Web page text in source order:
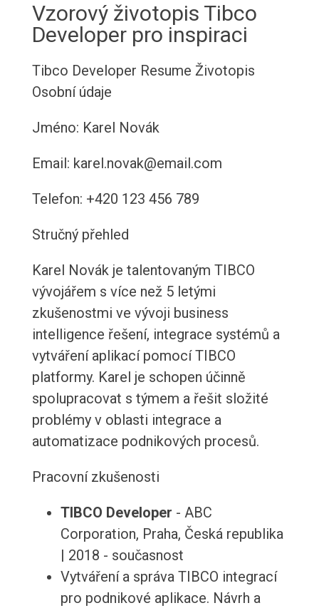
Vzorový životopis Tibco
Developer pro inspiraci
Tibco Developer Resume Životopis
Osobní údaje
Jméno: Karel Novák
Email: karel.novak@email.com
Telefon: +420 123 456 789
Stručný přehled
Karel Novák je talentovaným TIBCO
vývojářem s více než 5 letými
zkušenostmi ve vývoji business
intelligence řešení, integrace systémů a
vytváření aplikací pomocí TIBCO
platformy. Karel je schopen účinně
spolupracovat s týmem a řešit složité
problémy v oblasti integrace a
automatizace podnikových procesů.
Pracovní zkušenosti
TIBCO Developer - ABC
Corporation, Praha, Česká republika
| 2018 - současnost
Vytváření a správa TIBCO integrací
pro podnikové aplikace. Návrh a